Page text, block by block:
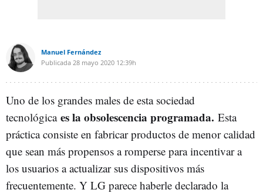
Manuel Fernández
Publicada 28 mayo 2020 12:39h
Uno de los grandes males de esta sociedad
tecnológica es la obsolescencia programada. Esta
práctica consiste en fabricar productos de menor calidad
que sean más propensos a romperse para incentivar a
los usuarios a actualizar sus dispositivos más
frecuentemente. Y LG parece haberle declarado la